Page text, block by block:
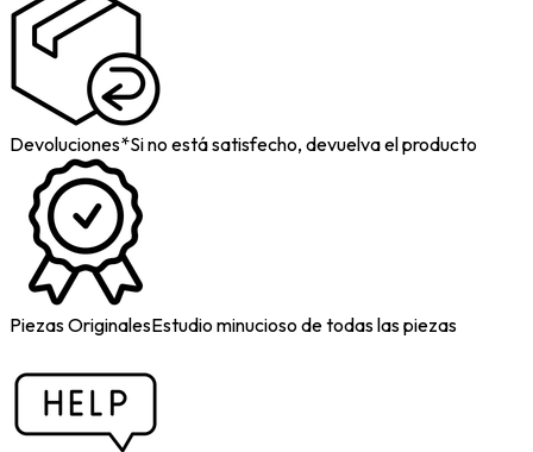
Devoluciones*Si no está satisfecho, devuelva el producto
Piezas OriginalesEstudio minucioso de todas las piezas